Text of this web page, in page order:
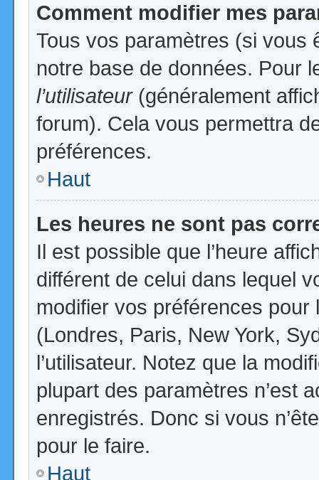
Comment modifier mes
Tous vos paramètres (si vous
notre base de données. Pour
l’utilisateur(généralement
forum). Cela vous permettra
préférences.
Haut
Les heures ne sont pas
Il est possible que l’heure
différent de celui dans lequel
modifier vos préférences
(Londres, Paris, New York,
l’utilisateur. Notez que la
plupart des paramètres n’est
enregistrés. Donc si vous
pour le faire.
Haut